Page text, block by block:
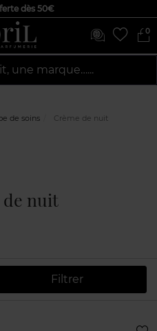
dès 50€
0
une marque…...
de soins Crème de nuit
de nuit
Filtrer